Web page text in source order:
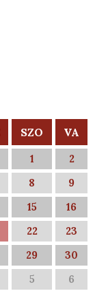
SZO VA
1
2
8
9
15
16
22
23
29
30
5 6